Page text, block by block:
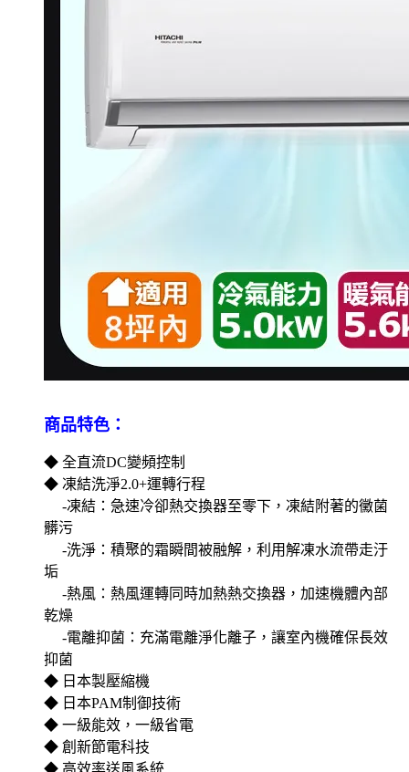
商品特色：
◆ 全直流DC變頻控制
◆ 凍結洗淨2.0+運轉行程
-凍結：急速冷卻熱交換器至零下，凍結附著的黴菌
髒污
-洗淨：積聚的霜瞬間被融解，利用解凍水流帶走汙
垢
-熱風：熱風運轉同時加熱熱交換器，加速機體內部
乾燥
-電離抑菌：充滿電離淨化離子，讓室內機確保長效
抑菌
◆ 日本製壓縮機
◆ 日本PAM制御技術
◆ 一級能效，一級省電
◆ 創新節電科技